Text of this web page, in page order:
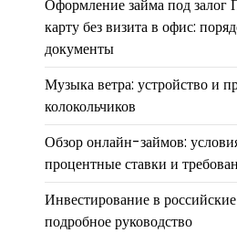
Оформление займа под
карту без визита в офис:
документы
Музыка ветра: устройство и
колокольчиков
Обзор онлайн-займов:
процентные ставки и
Инвестирование в
подробное руководство